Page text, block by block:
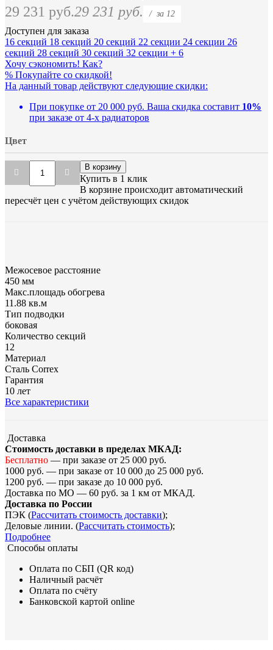
29 231 руб.29 231 руб. / за 12
Доступен для заказа
16 секций 18 секций 20 секций 22 секции 24 секции 26
секций 28 секций 30 секций 32 секции + 6
Хочу сэкономить! Как?
% Покупайте со скидкой!
На данный товар действуют следующие скидки:
При покупке от 20 000 руб. Ваша скидка составит 10%
при заказе от 4-х радиаторов
Цвет
В корзину
Купить в 1 клик
В корзине происходит автоматический
пересчёт цен с учётом действующих скидок
Межосевое расстояние
450 мм
Макс.площадь обогрева
11.88 кв.м
Тип подводки
боковая
Количество cекций
12
Материал
Сталь Correx
Гарантия
10 лет
Все характеристики
Доставка
Стоимость доставки в пределах МКАД:
Бесплатно — при заказе от 25 000 руб.
1000 руб. — при заказе от 10 000 до 25 000 руб.
1200 руб. — при заказе до 10 000 руб.
Доставка по МО — 60 руб. за 1 км от МКАД.
Доставка по России
ПЭК (Рассчитать стоимость доставки);
Деловые линии. (Рассчитать стоимость);
Подробнее
Способы оплаты
Оплата по СБП (QR код)
Наличный расчёт
Оплата по счёту
Банковской картой online